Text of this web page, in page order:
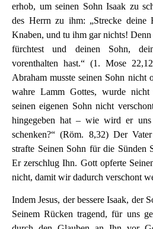
erhob, um seinen Sohn Isaak zu
des Herrn zu ihm: „Strecke deine
Knaben, und tu ihm gar nichts!
fürchtest und deinen Sohn,
vorenthalten hast.“ (1. Mose
Abraham musste seinen Sohn nicht
wahre Lamm Gottes, wurde nicht
seinen eigenen Sohn nicht
hingegeben hat – wie wird er
schenken?“ (Röm. 8,32) Der
strafte Seinen Sohn für die Sünden
Er zerschlug Ihn. Gott opferte
nicht, damit wir dadurch verschont
Indem Jesus, der bessere Isaak, der
Seinem Rücken tragend, für uns